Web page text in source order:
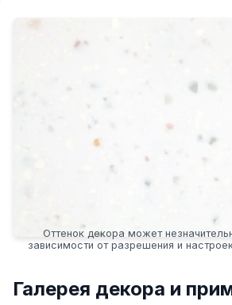
Оттенок декора может
зависимости от разрешения и
Галерея декора и